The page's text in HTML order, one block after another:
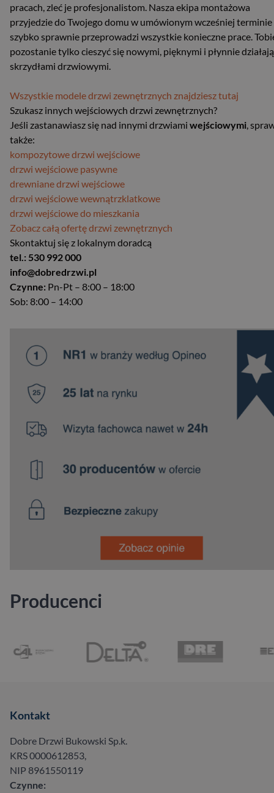
pracach, zleć je profesjonalistom. Nasza ekipa montażowa
przyjedzie do Twojego domu w umówionym wcześniej terminie
szybko sprawnie przeprowadzi wszystkie konieczne prace.
pozostanie tylko cieszyć się nowymi, pięknymi i płynnie
skrzydłami drzwiowymi.
Wszystkie modele drzwi zewnętrznych znajdziesz tutaj
Szukasz innych wejściowych drzwi zewnętrznych?
Jeśli zastanawiasz się nad innymi drzwiami wejściowymi ,
także:
kompozytowe drzwi wejściowe
drzwi wejściowe pasywne
drewniane drzwi wejściowe
drzwi wejściowe wewnątrzklatkowe
drzwi wejściowe do mieszkania
Zobacz całą ofertę drzwi zewnętrznych
Skontaktuj się z lokalnym doradcą
tel.: 530 992 000
info@dobredrzwi.pl
Czynne: Pn-Pt – 8:00 – 18:00
Sob: 8:00 – 14:00
Producenci
Kontakt
Dobre Drzwi Bukowski Sp.k.
KRS 0000612853,
NIP 8961550119
Czynne: